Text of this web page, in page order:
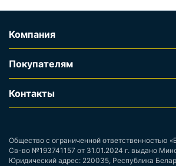
Компания
Покупателям
Контакты
Общество с ограниченной ответственностью
Св-во №193741157 от 31.01.2024 г. выдано
Юридический адрес: 220035, Республика